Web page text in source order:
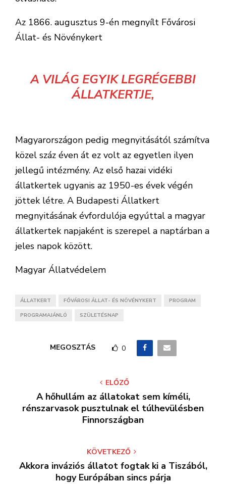
Az 1866. augusztus 9-én megnyílt Fővárosi
Állat- és Növénykert
A VILÁG EGYIK LEGRÉGEBBI
ÁLLATKERTJE,
Magyarországon pedig megnyitásától számítva
közel száz éven át ez volt az egyetlen ilyen
jellegű intézmény. Az első hazai vidéki
állatkertek ugyanis az 1950-es évek végén
jöttek létre. A Budapesti Állatkert
megnyitásának évfordulója egyúttal a magyar
állatkertek napjaként is szerepel a naptárban a
jeles napok között.
Magyar Állatvédelem
ÁLLATKERT FŐVÁROSI ÁLLAT- ÉS NÖVÉNYKERT PROGRAM
PROGRAMAJÁNLÓ SZÜLETÉSNAP
MEGOSZTÁS 0
ELŐZŐ
A hőhullám az állatokat sem kíméli,
rénszarvasok pusztulnak el túlhevülésben
Finnországban
KÖVETKEZŐ
Akkora inváziós állatot fogtak ki a Tiszából,
hogy Európában sincs párja